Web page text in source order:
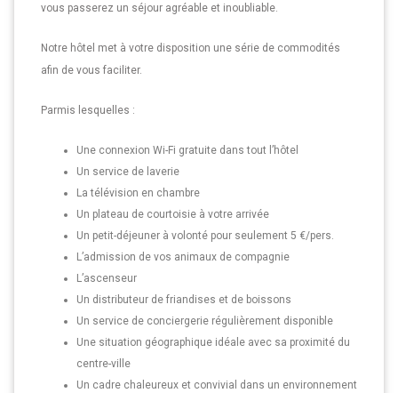
vous passerez un séjour agréable et inoubliable.
Notre hôtel met à votre disposition une série de commodités
afin de vous faciliter.
Parmis lesquelles :
Une connexion Wi-Fi gratuite dans tout l’hôtel
Un service de laverie
La télévision en chambre
Un plateau de courtoisie à votre arrivée
Un petit-déjeuner à volonté pour seulement 5 €/pers.
L’admission de vos animaux de compagnie
L’ascenseur
Un distributeur de friandises et de boissons
Un service de conciergerie régulièrement disponible
Une situation géographique idéale avec sa proximité du
centre-ville
Un cadre chaleureux et convivial dans un environnement